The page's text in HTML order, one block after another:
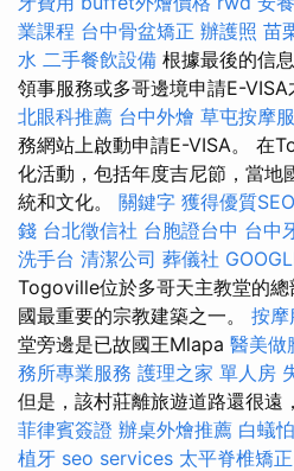
業課程 台中骨盆矯正 辦護照 苗
水 二手餐飲設備 根據最後的信
領事服務或多哥邊境申請E-VISA
北眼科推薦 台中外燴 草屯按摩
務網站上啟動申請E-VISA。 在
化活動，包括年度吉尼節，當地
統和文化。 關鍵字 獲得優質
錢 台北徵信社 台胞證台中 台中
洗手台 清潔公司 葬儀社
Togoville位於多哥天主教堂的
國最重要的宗教建築之一。 按摩
堂旁邊是已故國王Mlapa 醫美做
務所專業服務 護理之家 單人房
但是，該村莊離旅遊道路還很遠
菲律賓簽證 辦桌外燴推薦 白蟻
植牙 seo services 太平脊椎矯正